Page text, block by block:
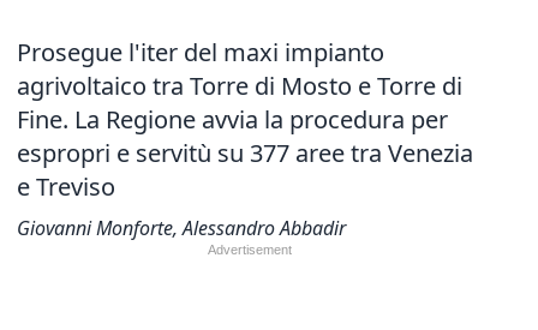
Prosegue l'iter del maxi impianto
agrivoltaico tra Torre di Mosto e Torre di
Fine. La Regione avvia la procedura per
espropri e servitù su 377 aree tra Venezia
e Treviso
Giovanni Monforte, Alessandro Abbadir